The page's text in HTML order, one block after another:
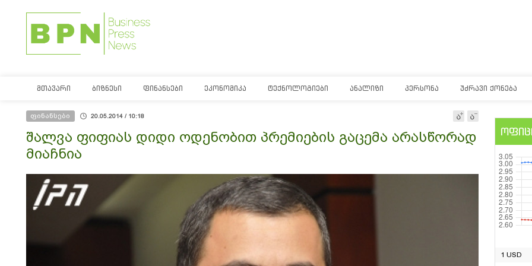
ᲛᲗᲐᲕᲐᲠᲘ ᲑᲘᲖᲜᲔᲡᲘ ᲤᲘᲜᲐᲜᲡᲔᲑᲘ ᲔᲙᲝᲜᲝᲛᲘᲙᲐ ᲢᲔᲥᲜᲝᲚᲝᲒᲘᲔᲑᲘ ᲐᲜᲐᲚᲘᲖᲘ ᲞᲔᲠᲡᲝᲜᲐ ᲣᲫᲠᲐᲕᲘ ᲥᲝᲜᲔᲑᲐ
ფინანსები 20.05.2014 / 10:18
შალვა ფიფიას დიდი ოდენობით პრემიების გაცემა არასწორად
მიაჩნია
1 USD